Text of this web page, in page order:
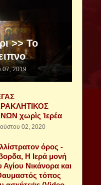
>> Το
07, 2019
χωρὶς Ἱερέα
02, 2020
όρος -
Η Ιερά μονή
Αγίου Νικάνορα και
τόπος